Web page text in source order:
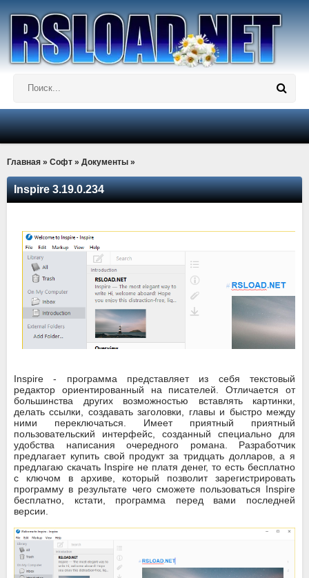
Главная » Софт » Документы »
Inspire 3.19.0.234
Inspire - программа представляет из себя текстовый
редактор ориентированный на писателей. Отличается от
большинства других возможностью вставлять картинки,
делать ссылки, создавать заголовки, главы и быстро между
ними переключаться. Имеет приятный приятный
пользовательский интерфейс, созданный специально для
удобства написания очередного романа. Разработчик
предлагает купить свой продукт за тридцать долларов, а я
предлагаю скачать Inspire не платя денег, то есть бесплатно
с ключом в архиве, который позволит зарегистрировать
программу в результате чего сможете пользоваться Inspire
бесплатно, кстати, программа перед вами последней
версии.